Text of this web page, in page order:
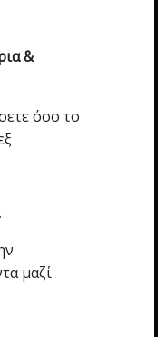
&
όσο το
μαζί